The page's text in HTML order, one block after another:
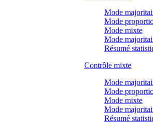
Mode
Mode
Mode mixte
Mode
Résumé
Contrôle mixte
Mode
Mode
Mode mixte
Mode
Résumé